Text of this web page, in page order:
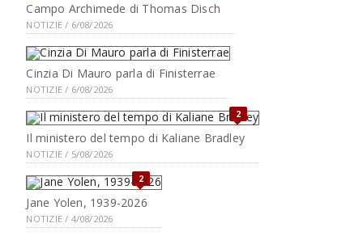
Campo Archimede di Thomas Disch
NOTIZIE / 6/08/2026
Cinzia Di Mauro parla di Finisterrae
NOTIZIE / 6/08/2026
2
Il ministero del tempo di Kaliane Bradley
NOTIZIE / 5/08/2026
2
Jane Yolen, 1939-2026
NOTIZIE / 4/08/2026